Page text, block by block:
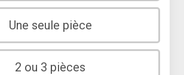
Une seule pièce
2 ou 3 pièces